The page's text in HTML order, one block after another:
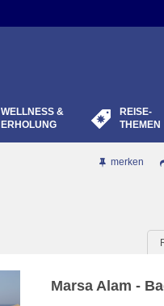
WELLNESS &
ERHOLUNG
REISE-
THEMEN
merken
Marsa Alam -